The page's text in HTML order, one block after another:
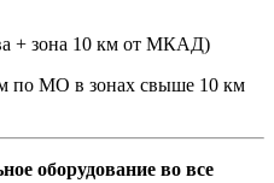
+ зона 10 км от МКАД)
по МО в зонах свыше 10 км
оборудование во все